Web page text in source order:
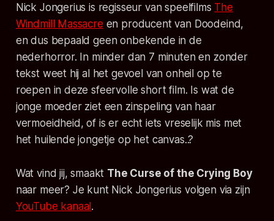
Nick Jongerius is regisseur van speelfilms The
Windmill Massacre en producent van Doodeind,
en dus bepaald geen onbekende in de
nederhorror. In minder dan 7 minuten en zonder
tekst weet hij al het gevoel van onheil op te
roepen in deze sfeervolle short film. Is wat de
jonge moeder ziet een zinspeling van haar
vermoeidheid, of is er echt iets vreselijk mis met
het huilende jongetje op het canvas..?
Wat vind jij, smaakt The Curse of the Crying Boy
naar meer? Je kunt Nick Jongerius volgen via zijn
YouTube kanaal .